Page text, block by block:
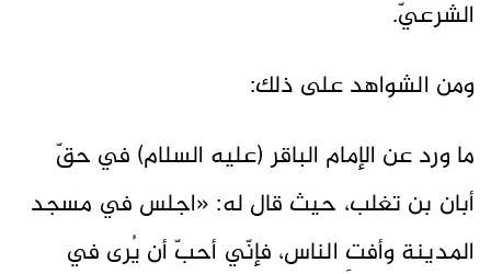
الشرعيّ.
ومن الشواهد على ذلك:
ما ورد عن الإمام الباقر (عليه السلام) في حقّ
أبان بن تغلب، حيث قال له: «اجلس في مسجد
المدينة وأفتِ الناس، فإنّي أحبّ أن يُرى في